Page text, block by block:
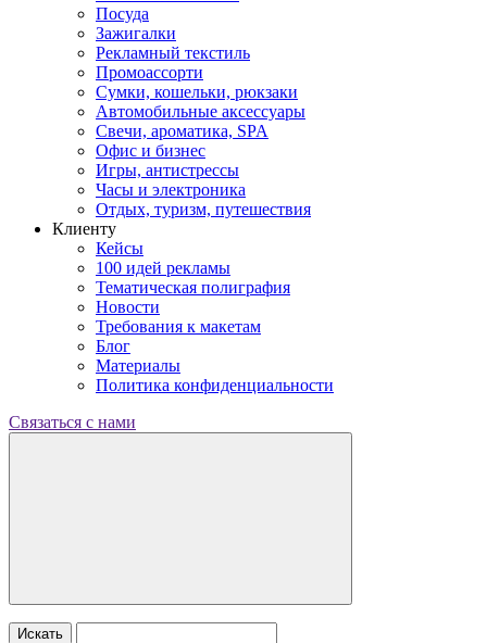
Посуда
Зажигалки
Рекламный текстиль
Промоассорти
Сумки, кошельки, рюкзаки
Автомобильные аксессуары
Свечи, ароматика, SPA
Офис и бизнес
Игры, антистрессы
Часы и электроника
Отдых, туризм, путешествия
Клиенту
Кейсы
100 идей рекламы
Тематическая полиграфия
Новости
Требования к макетам
Блог
Материалы
Политика конфиденциальности
Связаться с нами
Искать